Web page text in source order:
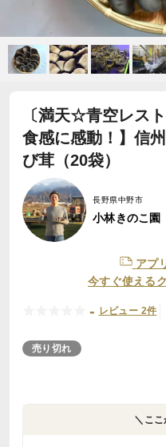
〔満天☆青空レス
食感に感動！】信
び茸（20袋）
長野県中野市
小林きのこ園
アプ
今すぐ使える
- レビュー 2件
売り切れ
＼こ